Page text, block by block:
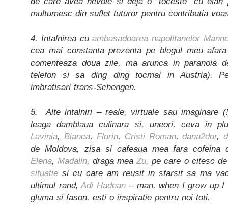
multumesc din suflet tuturor pentru contributia
4. Intalnirea cuambasadoarea napolitanelor
cea mai constanta prezenta pe blogul meu
comenteaza doua zile, ma arunca in paranoia
telefon si sa ding ding tocmai in Austria).
imbratisari trans-Schengen.
5. Alte intalniri – reale, virtuale sau imaginare
leaga damblaua culinara si, uneori, ceva in
Lavinia, Bianca, Florin, Cristi Roman,dana2dor,
de Moldova, zisa si cafeaua mea fara cofeina
Elena,Madalin, draga meaZu, pe care o citesc
situatie si cu care am reusit in sfarsit sa ma
ultimul rand,Adi Hadean– man, when I grow up I
gluma si fason, esti o inspiratie pentru noi toti.